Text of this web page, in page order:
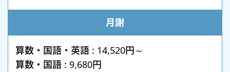
月謝
算数・国語・英語 : 14,520円～
算数・国語 : 9,680円